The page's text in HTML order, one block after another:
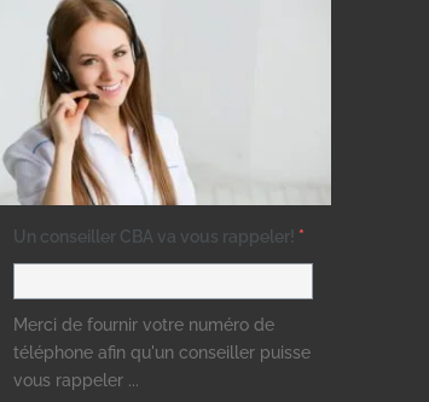
Un conseiller CBA va vous rappeler! *
Merci de fournir votre numéro de
téléphone afin qu'un conseiller puisse
vous rappeler ...